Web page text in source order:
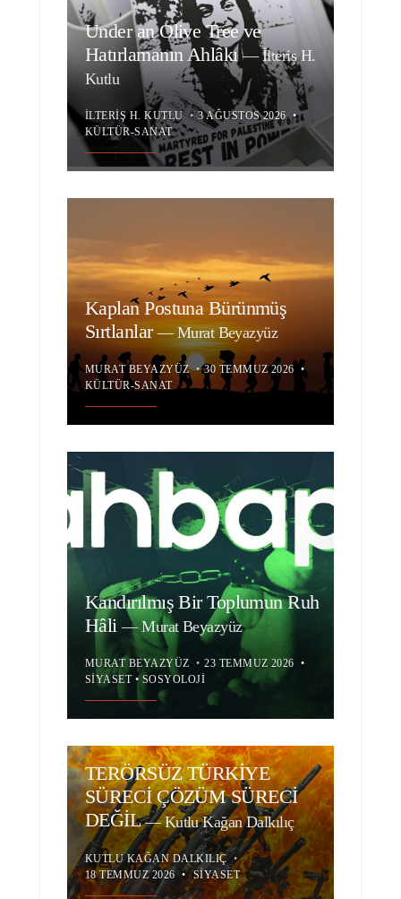
Under an Olive Tree ve
Hatırlamanın Ahlâkı— İlteriş H.
Kutlu
İLTERIŞ H. KUTLU • 3 AĞUSTOS 2026 •
KÜLTÜR-SANAT
Kaplan Postuna Bürünmüş
Sırtlanlar—Murat Beyazyüz
MURAT BEYAZYÜZ • 30 TEMMUZ 2026 •
KÜLTÜR-SANAT
Kandırılmış Bir Toplumun Ruh
Hâli—Murat Beyazyüz
MURAT BEYAZYÜZ • 23 TEMMUZ 2026 •
SIYASET• SOSYOLOJI
TERÖRSÜZ TÜRKİYE
SÜRECİ ÇÖZÜM SÜRECİ
DEĞİL—Kutlu Kağan Dalkılıç
KUTLU KAĞAN DALKILIÇ •
18 TEMMUZ 2026 • SIYASET